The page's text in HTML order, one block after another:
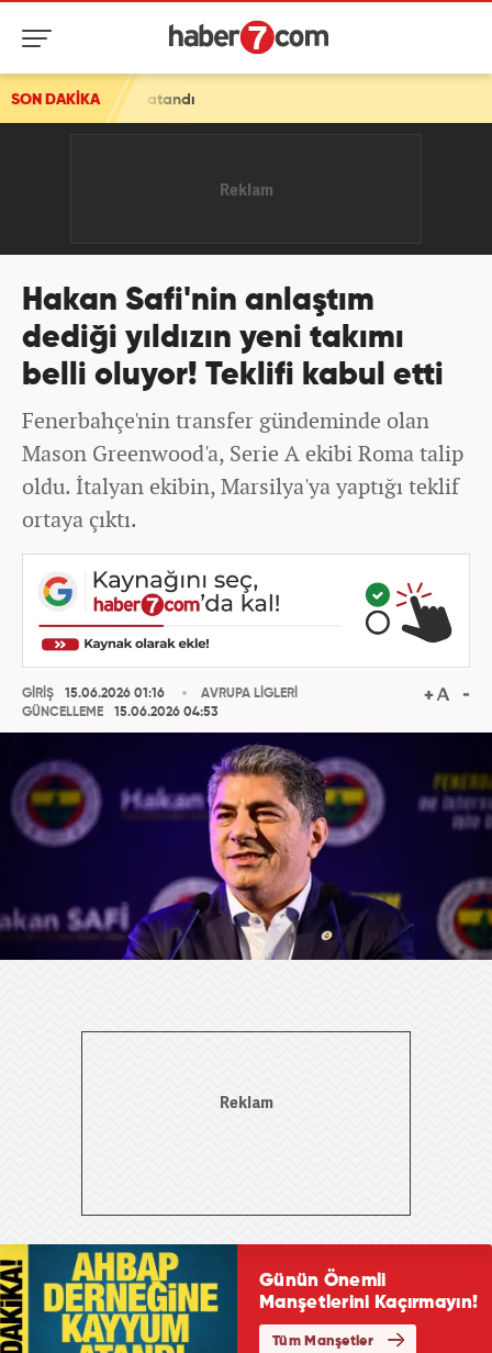
SON DAKİKA
atandı
Hakan Safi'nin anlaştım
dediği yıldızın yeni takımı
belli oluyor! Teklifi kabul etti
Fenerbahçe'nin transfer gündeminde olan
Mason Greenwood'a, Serie A ekibi Roma talip
oldu. İtalyan ekibin, Marsilya'ya yaptığı teklif
ortaya çıktı.
GİRİŞ
15.06.2026 01:16
GÜNCELLEME
15.06.2026 04:53
AVRUPA LİGLERİ